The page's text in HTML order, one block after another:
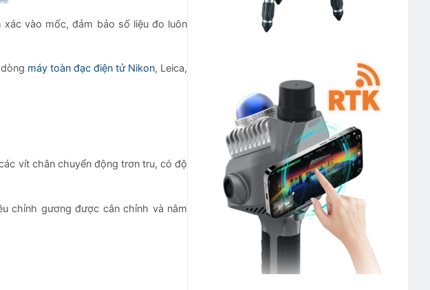
vào mốc, đảm bảo số liệu đo luôn
máy toàn đạc điện tử Nikon, Leica,
vít chân chuyển động trơn tru, có độ
chỉnh gương được cân chỉnh và nằm